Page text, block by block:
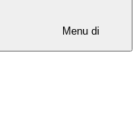
Menu di